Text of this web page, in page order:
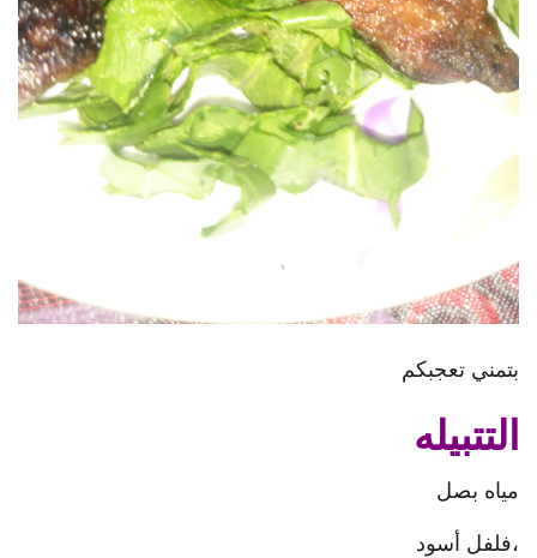
بتمني تعجبكم
التتبيله
مياه بصل
،فلفل أسود